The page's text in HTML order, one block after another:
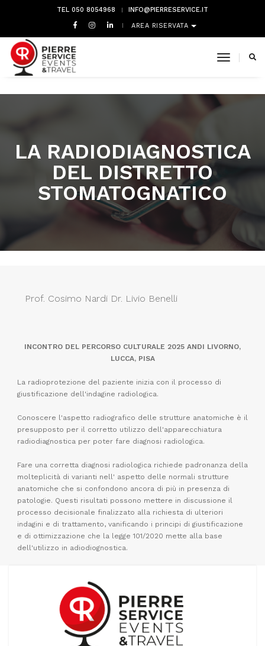
TEL 050 8054968 INFO@PIERRESERVICE.IT
AREA RISERVATA
toggle
LA RADIODIAGNOSTICA
DEL DISTRETTO
STOMATOGNATICO
Prof. Cosimo Nardi Dr. Livio Benelli
INCONTRO DEL PERCORSO CULTURALE 2025 ANDI LIVORNO,
LUCCA, PISA
La radioprotezione del paziente inizia con il processo di
giustificazione dell'indagine radiologica.
Conoscere l'aspetto radiografico delle strutture anatomiche è il
presupposto per il corretto utilizzo dell'apparecchiatura
radiodiagnostica per poter fare diagnosi radiologica.
Fare una corretta diagnosi radiologica richiede padronanza della
molteplicità di varianti nell' aspetto delle normali strutture
anatomiche che si confondono ancora di più in presenza di
patologie. Questi risultati possono mettere in discussione il
processo decisionale finalizzato alla richiesta di ulteriori
indagini e di trattamento, vanificando i principi di giustificazione
e di ottimizzazione che la legge 101/2020 mette alla base
dell'utilizzo in adiodiognostica.